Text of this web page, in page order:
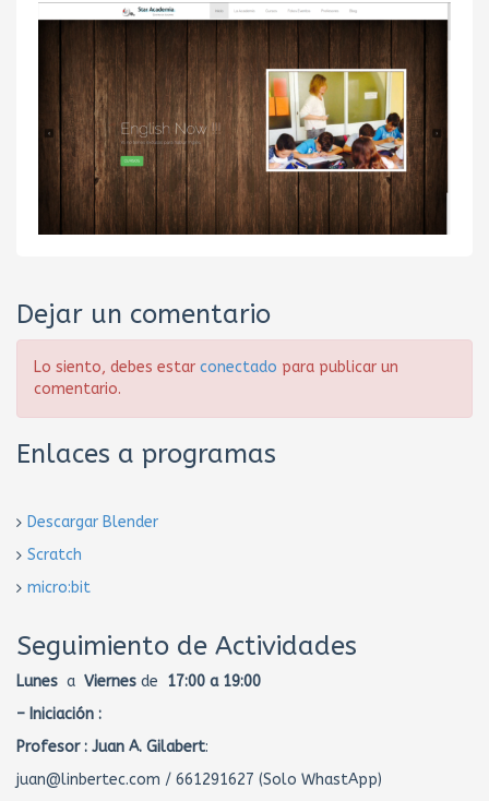
Dejar un comentario
Lo siento, debes estar conectado para publicar un
comentario.
Enlaces a programas
Descargar Blender
Scratch
micro:bit
Seguimiento de Actividades
Lunes a Viernes de 17:00 a 19:00
– Iniciación :
Profesor : Juan A. Gilabert:
juan@linbertec.com / 661291627 (Solo WhastApp)